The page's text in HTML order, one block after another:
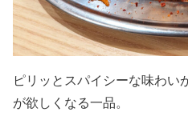
ピリッとスパイシーな味わい
が欲しくなる一品。